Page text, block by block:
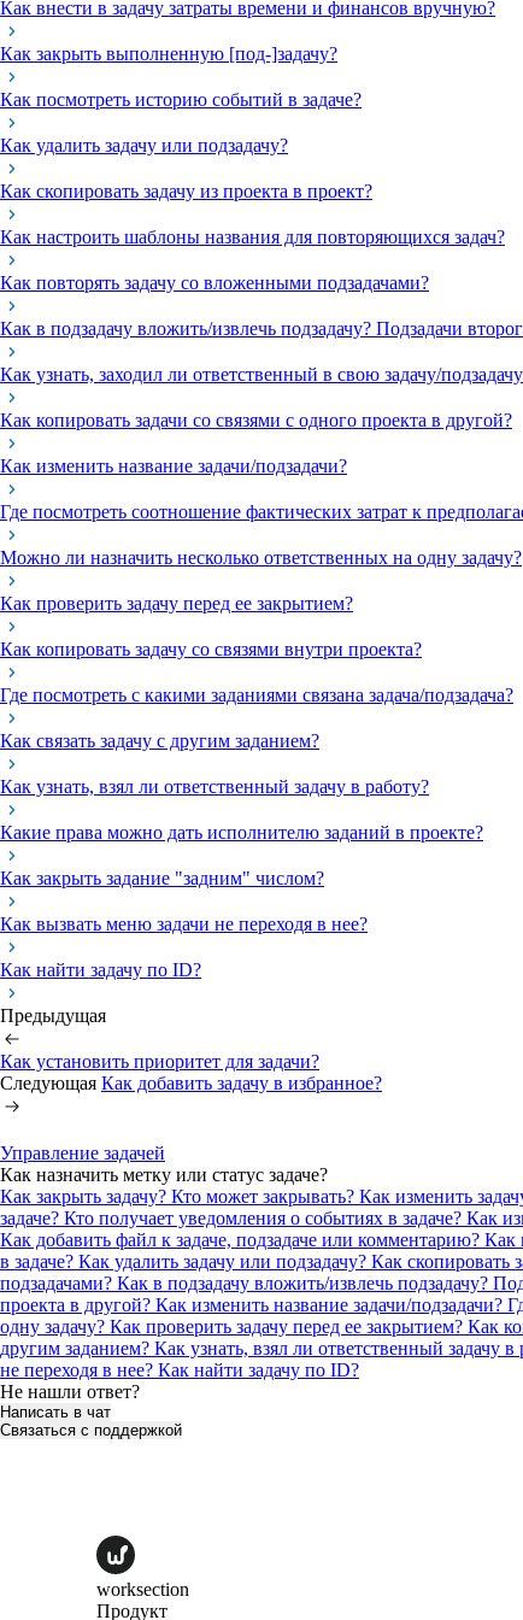
Как внести в задачу затраты времени и финансов вручную?
Как закрыть выполненную [под-]задачу?
Как посмотреть историю событий в задаче?
Как удалить задачу или подзадачу?
Как скопировать задачу из проекта в проект?
Как настроить шаблоны названия для повторяющихся задач?
Как повторять задачу со вложенными подзадачами?
Как в подзадачу вложить/извлечь подзадачу? Подзадачи
Как узнать, заходил ли ответственный в свою задачу/
Как копировать задачи со связями с одного проекта в другой?
Как изменить название задачи/подзадачи?
Где посмотреть соотношение фактических затрат к
Можно ли назначить несколько ответственных на одну задачу?
Как проверить задачу перед ее закрытием?
Как копировать задачу со связями внутри проекта?
Где посмотреть с какими заданиями связана задача/подзадача?
Как связать задачу с другим заданием?
Как узнать, взял ли ответственный задачу в работу?
Какие права можно дать исполнителю заданий в проекте?
Как закрыть задание "задним" числом?
Как вызвать меню задачи не переходя в нее?
Как найти задачу по ID?
Предыдущая
Как установить приоритет для задачи?
Следующая Как добавить задачу в избранное?
Управление задачей
Как назначить метку или статус задаче?
Как закрыть задачу? Кто может закрывать? Как изменить
задаче? Кто получает уведомления о событиях в задаче? Как
Как добавить файл к задаче, подзадаче или комментарию? Как
в задаче? Как удалить задачу или подзадачу? Как скопировать
подзадачами? Как в подзадачу вложить/извлечь подзадачу?
проекта в другой? Как изменить название задачи/подзадачи?
одну задачу? Как проверить задачу перед ее закрытием? Как
другим заданием? Как узнать, взял ли ответственный задачу в
не переходя в нее? Как найти задачу по ID?
Не нашли ответ?
Написать в чат
Связаться с поддержкой
worksection
Продукт